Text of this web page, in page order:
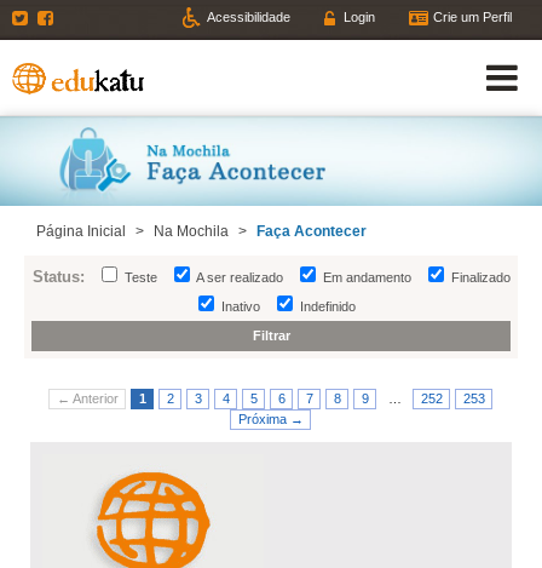
Twitter Acessibilidade Login Crie um Perfil
Página Inicial > Na Mochila > Faça Acontecer
Status: Teste A ser realizado Em andamento
Finalizado
Inativo
Indefinido
← Anterior 1 2 3 4 5 6 7 8 9 252
253
Próxima →